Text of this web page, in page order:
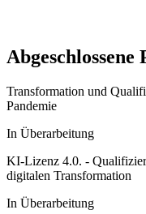
Abgeschlossene
Transformation und
Pandemie
In Überarbeitung
KI-Lizenz 4.0. -
digitalen Transformation
In Überarbeitung